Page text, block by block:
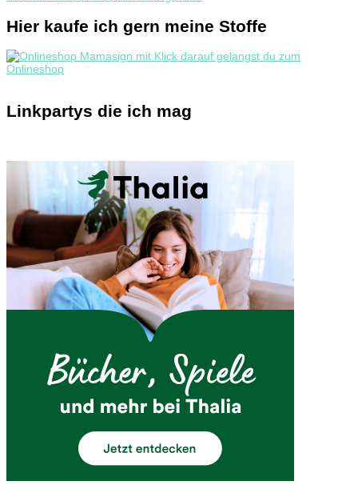
Hier kaufe ich gern meine Stoffe
Linkpartys die ich mag